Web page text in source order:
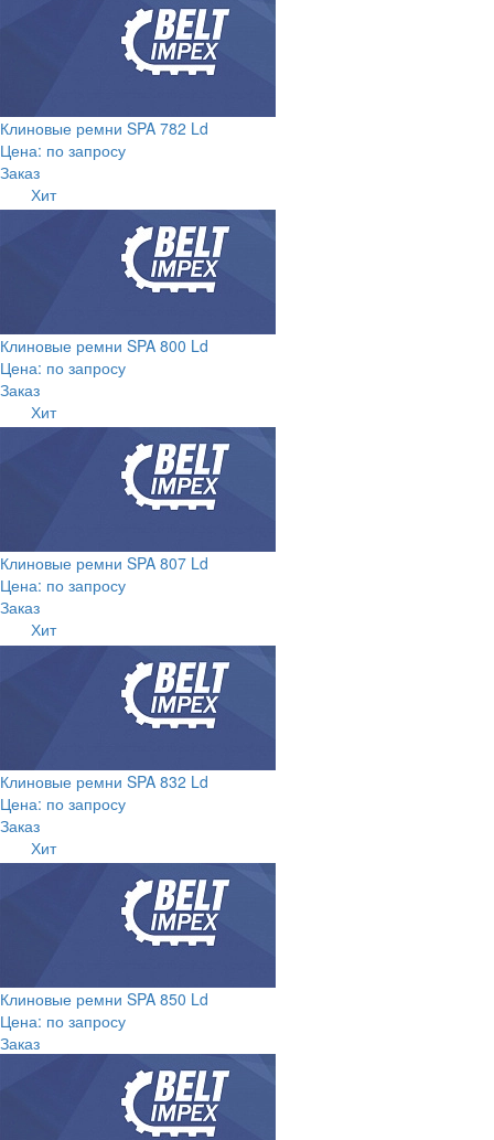
Клиновые ремни SPA 782 Ld
Цена: по запросу
Заказ
Хит
Клиновые ремни SPA 800 Ld
Цена: по запросу
Заказ
Хит
Клиновые ремни SPA 807 Ld
Цена: по запросу
Заказ
Хит
Клиновые ремни SPA 832 Ld
Цена: по запросу
Заказ
Хит
Клиновые ремни SPA 850 Ld
Цена: по запросу
Заказ